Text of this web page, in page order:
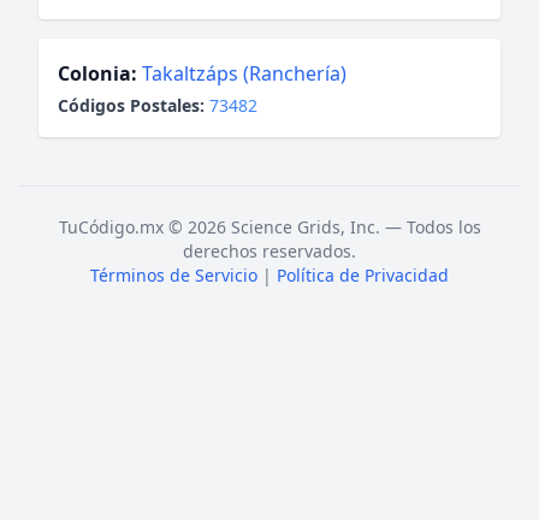
Colonia: Takaltzáps (Ranchería)
Códigos Postales: 73482
TuCódigo.mx © 2026 Science Grids, Inc. — Todos los
derechos reservados.
Términos de Servicio | Política de Privacidad